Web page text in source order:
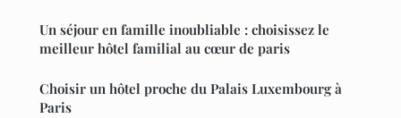
Un séjour en famille inoubliable : choisissez le
meilleur hôtel familial au cœur de paris
Choisir un hôtel proche du Palais Luxembourg à
Paris